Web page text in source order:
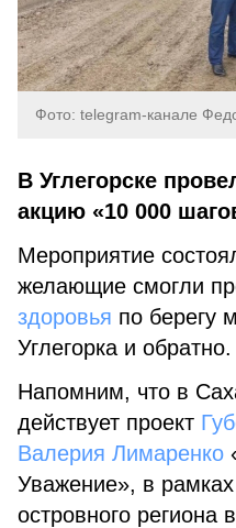
Фото: telegram-канале
В Углегорске
акцию «10 000
Мероприятие
желающие смогли
здоровья по берегу
Углегорка и обратно.
Напомним, что в
действует проект
Валерия Лимаренко
Уважение», в рамках
островного региона